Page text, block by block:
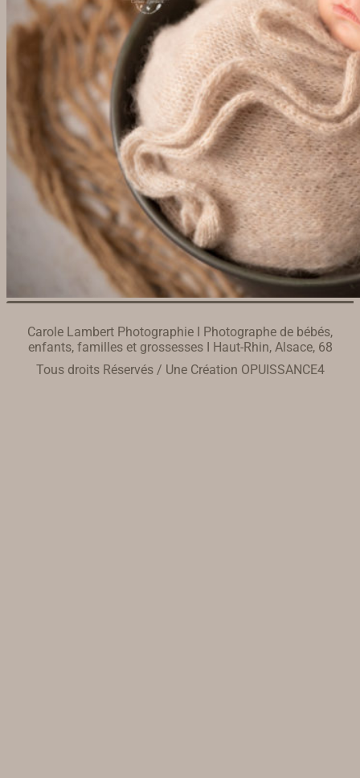
Carole Lambert Photographie I Photographe de bébés,
enfants, familles et grossesses I Haut-Rhin, Alsace, 68
Tous droits Réservés / Une Création OPUISSANCE4